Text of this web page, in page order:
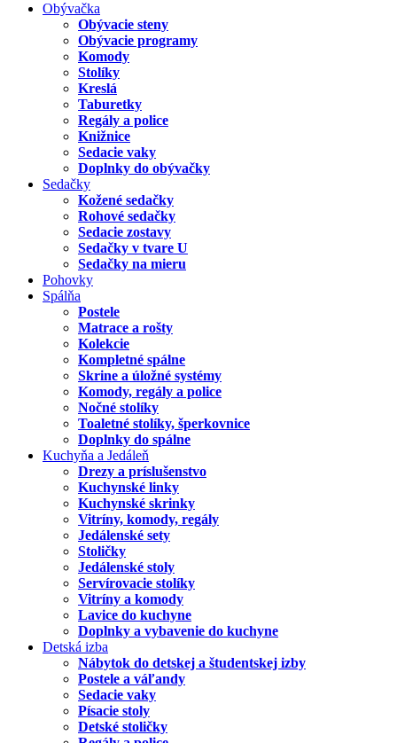
Obývačka
Obývacie steny
Obývacie programy
Komody
Stolíky
Kreslá
Taburetky
Regály a police
Knižnice
Sedacie vaky
Doplnky do obývačky
Sedačky
Kožené sedačky
Rohové sedačky
Sedacie zostavy
Sedačky v tvare U
Sedačky na mieru
Pohovky
Spálňa
Postele
Matrace a rošty
Kolekcie
Kompletné spálne
Skrine a úložné systémy
Komody, regály a police
Nočné stolíky
Toaletné stolíky, šperkovnice
Doplnky do spálne
Kuchyňa a Jedáleň
Drezy a príslušenstvo
Kuchynské linky
Kuchynské skrinky
Vitríny, komody, regály
Jedálenské sety
Stoličky
Jedálenské stoly
Servírovacie stolíky
Vitríny a komody
Lavice do kuchyne
Doplnky a vybavenie do kuchyne
Detská izba
Nábytok do detskej a študentskej izby
Postele a váľandy
Sedacie vaky
Písacie stoly
Detské stoličky